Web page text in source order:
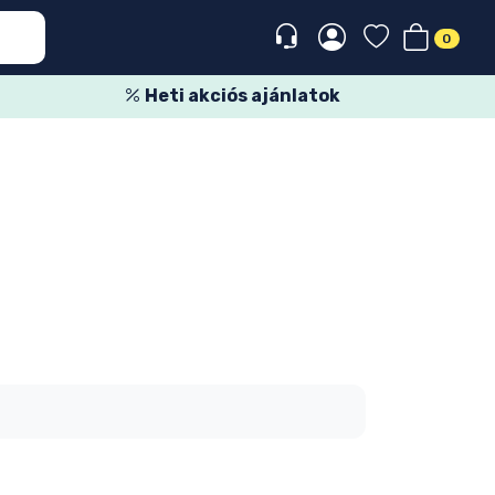
0
Heti akciós ajánlatok